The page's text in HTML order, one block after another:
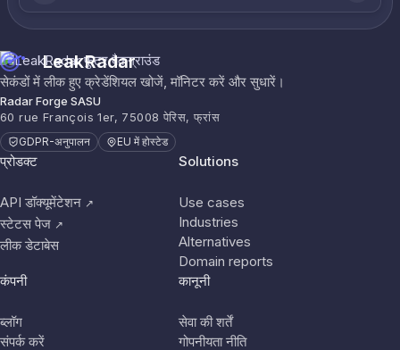
LeakRadar
सेकंडों में लीक हुए क्रेडेंशियल खोजें, मॉनिटर करें और सुधारें।
Radar Forge SASU
60 rue François 1er, 75008 पेरिस, फ्रांस
GDPR-अनुपालन EU में होस्टेड
प्रोडक्ट
API डॉक्यूमेंटेशन ↗
स्टेटस पेज ↗
लीक डेटाबेस
Solutions
Use cases
Industries
Alternatives
Domain reports
कंपनी
ब्लॉग
संपर्क करें
कानूनी
सेवा की शर्तें
गोपनीयता नीति